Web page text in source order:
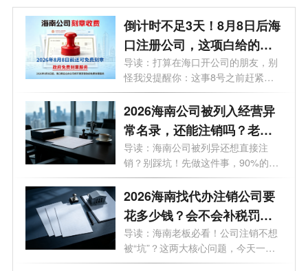
倒计时不足3天！8月8日后海
口注册公司，这项白给的福
利永远没了
导读：打算在海口开公司的朋友，别
怪我没提醒你：这事8号之前赶紧
办！倒...
2026海南公司被列入经营异
常名录，还能注销吗？老板
必看的自救指南！
导读：海南公司被列异还想直接注
销？别踩坑！先做这件事，90%的老
板都不知...
2026海南找代办注销公司要
花多少钱？会不会补税罚
款？海南最新注销避坑指
南！
导读：海南老板必看！公司注销不想
被“坑”？这两大核心问题，今天一次
说...